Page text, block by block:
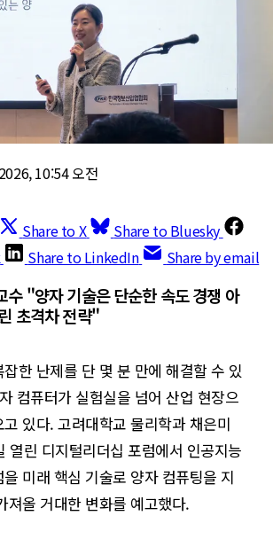
10:54 오전
Share to X
Share to Bluesky
Share to LinkedIn Share by email
수 "양자 기술은 단순한 속도 경쟁 아
초격차 전략"
한 난제를 단 몇 분 만에 해결할 수 있
컴퓨터가 실험실을 넘어 산업 현장으
있다. 고려대학교 물리학과 채은미
열린 디지털리더십 포럼에서 인공지능
미래 핵심 기술로 양자 컴퓨팅을 지
져올 거대한 변화를 예고했다.